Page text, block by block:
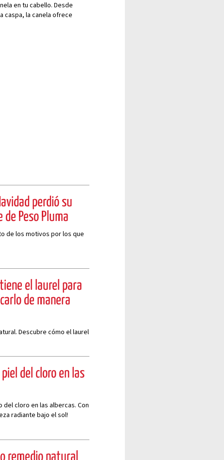
en tu cabello. Desde
caspa, la canela ofrece
perdió su
Peso Pluma
de los motivos por los que
el laurel para
de manera
Descubre cómo el laurel
del cloro en las
cloro en las albercas. Con
radiante bajo el sol!
remedio natural